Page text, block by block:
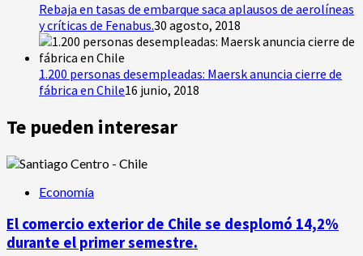
Rebaja en tasas de embarque saca aplausos de aerolíneas
y críticas de Fenabus.30 agosto, 2018
1.200 personas desempleadas: Maersk anuncia cierre de
fábrica en Chile16 junio, 2018
Te pueden interesar
Economía
El comercio exterior de Chile se desplomó 14,2%
durante el primer semestre.